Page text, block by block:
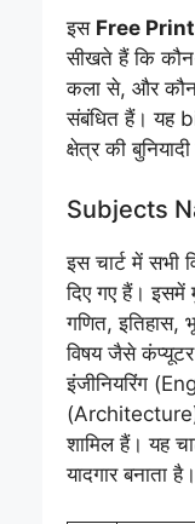
इस Free
सीखते हैं कि
कला से, और
संबंधित हैं। यह
क्षेत्र की
Subjects
इस चार्ट में सभी
दिए गए हैं। इसमें
गणित,
विषय जैसे
इंजीनियरिंग
(Architecture)
शामिल हैं। यह
यादगार बनाता है।